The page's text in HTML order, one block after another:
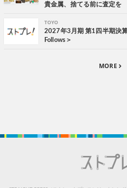
貴金属、捨てる前に査定を
TOYO
2027年3月期 第1四半期決
Follows＞
MORE